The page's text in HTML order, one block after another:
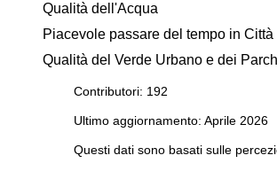
Qualità dell'Acqua
Piacevole passare del tempo in Città
Qualità del Verde Urbano e dei
Contributori: 192
Ultimo aggiornamento: Aprile 2026
Questi dati sono basati sulle